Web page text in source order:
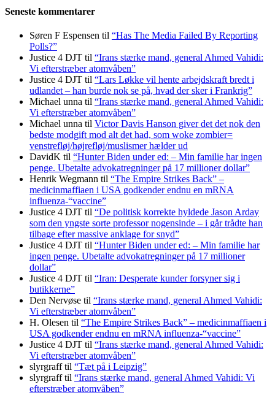
Seneste kommentarer
Søren F Espensen til “Has The Media Failed By Reporting
Polls?”
Justice 4 DJT til “Irans stærke mand, general Ahmed Vahidi:
Vi efterstræber atomvåben”
Justice 4 DJT til “Lars Løkke vil hente arbejdskraft bredt i
udlandet – han burde nok se på, hvad der sker i Frankrig”
Michael unna til “Irans stærke mand, general Ahmed Vahidi:
Vi efterstræber atomvåben”
Michael unna til Victor Davis Hanson giver det det nok den
bedste modgift mod alt det had, som woke zombier=
venstrefløj/højrefløj/muslismer hælder ud
DavidK til “Hunter Biden under ed: – Min familie har ingen
penge. Ubetalte advokat­regninger på 17 millioner dollar”
Henrik Wegmann til “The Empire Strikes Back” –
medicinmaffiaen i USA godkender endnu en mRNA
influenza-“vaccine”
Justice 4 DJT til “De politisk korrekte hyldede Jason Arday
som den yngste sorte professor nogensinde – i går trådte han
tilbage efter massive anklage for snyd”
Justice 4 DJT til “Hunter Biden under ed: – Min familie har
ingen penge. Ubetalte advokat­regninger på 17 millioner
dollar”
Justice 4 DJT til “Iran: Desperate kunder forsyner sig i
butikkerne”
Den Nervøse til “Irans stærke mand, general Ahmed Vahidi:
Vi efterstræber atomvåben”
H. Olesen til “The Empire Strikes Back” – medicinmaffiaen i
USA godkender endnu en mRNA influenza-“vaccine”
Justice 4 DJT til “Irans stærke mand, general Ahmed Vahidi:
Vi efterstræber atomvåben”
slyrgrafftil “Tæt på i Leipzig”
slyrgrafftil “Irans stærke mand, general Ahmed Vahidi: Vi
efterstræber atomvåben”